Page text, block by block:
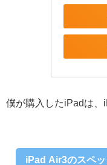
僕が購入したiPadは、
iPad Air3のスペッ